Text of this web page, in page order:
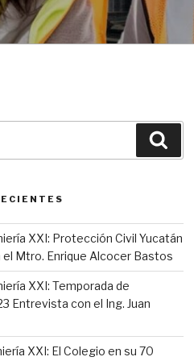
XXI: Protección Civil Yucatán
Mtro. Enrique Alcocer Bastos
XXI: Temporada de
Entrevista con el Ing. Juan
XXI: El Colegio en su 70